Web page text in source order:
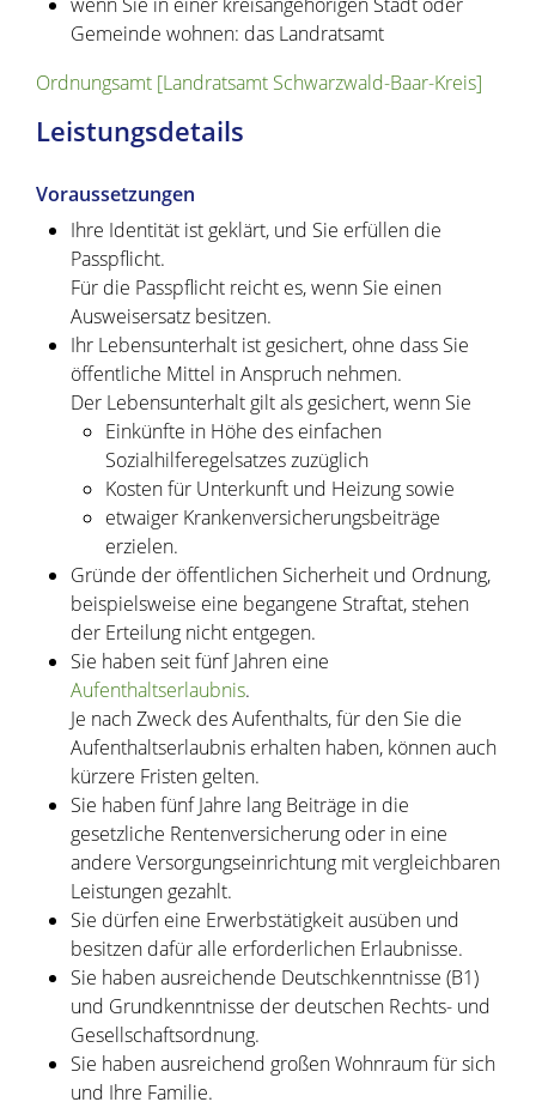
Gemeinde wohnen: das Landratsamt
Ordnungsamt [Landratsamt Schwarzwald-Baar-Kreis]
Leistungsdetails
Voraussetzungen
Ihre Identität ist geklärt, und Sie erfüllen die
Passpflicht.
Für die Passpflicht reicht es, wenn Sie einen
Ausweisersatz besitzen.
Ihr Lebensunterhalt ist gesichert, ohne dass Sie
öffentliche Mittel in Anspruch nehmen.
Der Lebensunterhalt gilt als gesichert, wenn Sie
Einkünfte in Höhe des einfachen
Sozialhilferegelsatzes zuzüglich
Kosten für Unterkunft und Heizung sowie
etwaiger Krankenversicherungsbeiträge
erzielen.
Gründe der öffentlichen Sicherheit und Ordnung,
beispielsweise eine begangene Straftat, stehen
der Erteilung nicht entgegen.
Sie haben seit fünf Jahren eine
Aufenthaltserlaubnis.
Je nach Zweck des Aufenthalts, für den Sie die
Aufenthaltserlaubnis erhalten haben, können auch
kürzere Fristen gelten.
Sie haben fünf Jahre lang Beiträge in die
gesetzliche Rentenversicherung oder in eine
andere Versorgungseinrichtung mit vergleichbaren
Leistungen gezahlt.
Sie dürfen eine Erwerbstätigkeit ausüben und
besitzen dafür alle erforderlichen Erlaubnisse.
Sie haben ausreichende Deutschkenntnisse (B1)
und Grundkenntnisse der deutschen Rechts- und
Gesellschaftsordnung.
Sie haben ausreichend großen Wohnraum für sich
und Ihre Familie.